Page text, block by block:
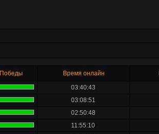
Победы Время онлайн
03:40:43
03:08:51
02:50:48
11:55:10